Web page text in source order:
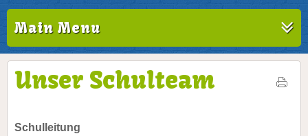
Main Menu
Unser Schulteam
Schulleitung